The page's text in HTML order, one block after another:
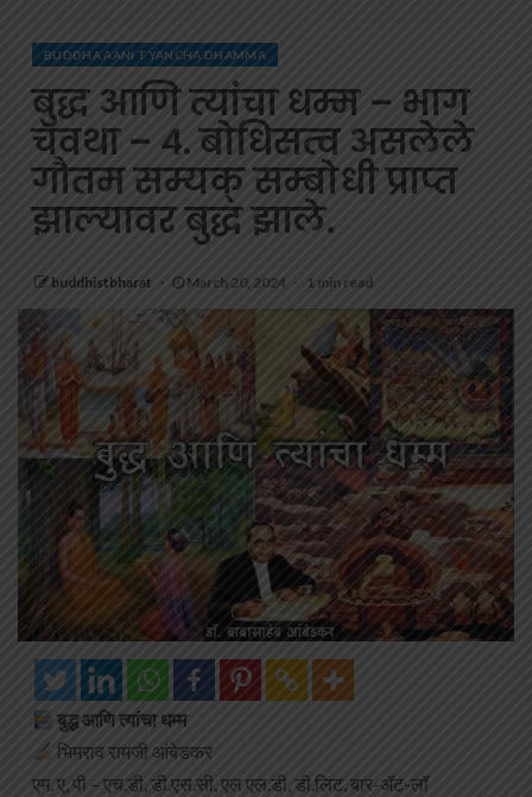
BUDDHA AANI TYANCHA DHAMMA
बुद्ध आणि त्यांचा धम्म – भाग
चवथा – ४. बोधिसत्व असलेले
गौतम सम्यक् सम्बोधी प्राप्त
झाल्यावर बुद्ध झाले.
buddhistbharat March 20, 2024 1 min read
बुद्ध आणि त्यांचा धम्म
भिमराव रामजी आंबेडकर
एम. ए, पी – एच.डी, डी.एस.सी, एल एल.डी, डी.लिट, बार-ॲट-लॉ